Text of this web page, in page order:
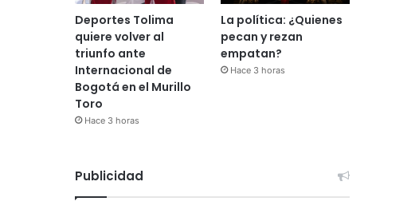
Deportes Tolima
quiere volver al
triunfo ante
Internacional de
Bogotá en el Murillo
Toro
Hace 3 horas
La política: ¿Quienes
pecan y rezan
empatan?
Hace 3 horas
Publicidad